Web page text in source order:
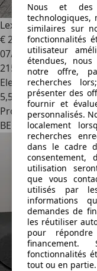
Nous et des
technologiques,
similaires sur
fonctionnalités
utilisateur
étendues,
notre offre,
recherches
présenter des
fournir et
personnalisés.
localement
recherches
dans le cadre
consentement,
utilisation
que vous
utilisés par
informations
demandes de
les réutiliser
pour
fonctionnalités
tout ou en partie.
Lexus RX 450hRX
€ 24 990
07/2016
215 568 km
Electrique/Essence
5,5 l/100 km (mixte)
Professionnel
BE 1701